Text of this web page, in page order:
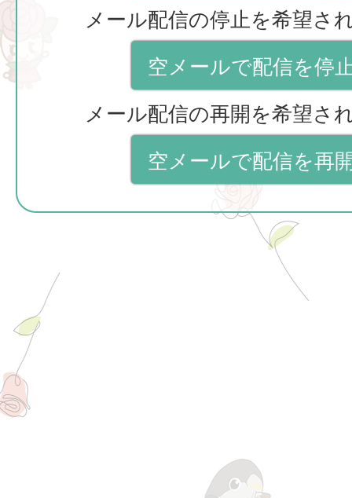
メール配信の停止を希望さ
空メールで配信を停
メール配信の再開を希望さ
空メールで配信を再